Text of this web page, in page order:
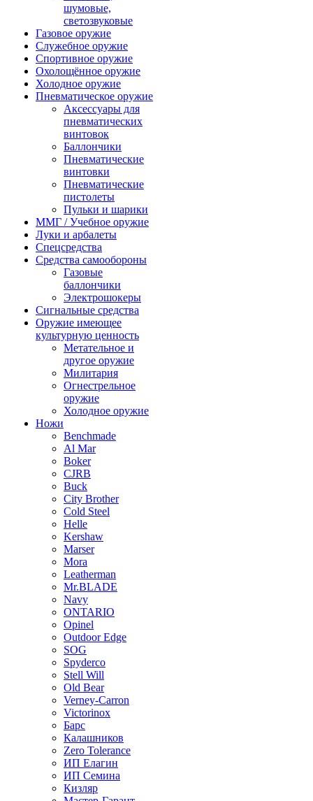
шумовые,
светозвуковые
Газовое оружие
Служебное оружие
Спортивное оружие
Охолощённое оружие
Холодное оружие
Пневматическое оружие
Аксессуары для
пневматических
винтовок
Баллончики
Пневматические
винтовки
Пневматические
пистолеты
Пульки и шарики
ММГ / Учебное оружие
Луки и арбалеты
Спецсредства
Средства самообороны
Газовые
баллончики
Электрошокеры
Сигнальные средства
Оружие имеющее
культурную ценность
Метательное и
другое оружие
Милитария
Огнестрельное
оружие
Холодное оружие
Ножи
Benchmade
Al Mar
Boker
CJRB
Buck
City Brother
Cold Steel
Helle
Kershaw
Marser
Mora
Leatherman
Mr.BLADE
Navy
ONTARIO
Opinel
Outdoor Edge
SOG
Spyderco
Stell Will
Old Bear
Verney-Carron
Victorinox
Барс
Калашников
Zero Tolerance
ИП Елагин
ИП Семина
Кизляр